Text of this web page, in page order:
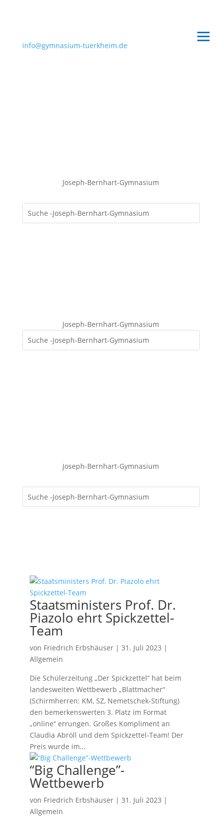
info@gymnasium-tuerkheim.de
Joseph-Bernhart-Gymnasium
Joseph-Bernhart-Gymnasium
Joseph-Bernhart-Gymnasium
Staatsministers Prof. Dr.
Piazolo ehrt Spickzettel-
Team
von Friedrich Erbshäuser| 31. Juli 2023 |
Allgemein
Die Schülerzeitung „Der Spickzettel“ hat beim
landesweiten Wettbewerb „Blattmacher“
(Schirmherren: KM, SZ, Nemetschek-Stiftung)
den bemerkenswerten 3. Platz im Format
„online“ errungen. Großes Kompliment an
Claudia Abröll und dem Spickzettel-Team! Der
Preis wurde im...
“Big Challenge”-
Wettbewerb
von Friedrich Erbshäuser| 31. Juli 2023 |
Allgemein